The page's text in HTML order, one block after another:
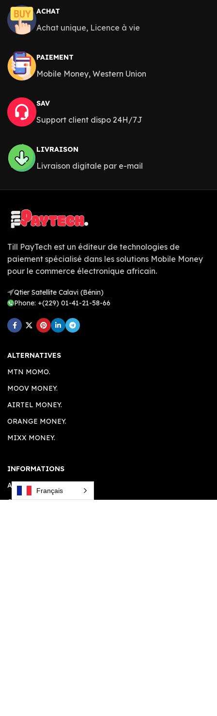
ACHAT
Achat unique, Licence à vie
PAIEMENT
Mobile Money, Western Union
SAV
Support client dispo 24H/7J
LIVRAISON
Livraison digitale par e-mail
Till PayTech est un éditeur de technologies de
paiement spécialisé dans les solutions Mobile Money
pour le commerce électronique africain.
Qtier Satellite Calavi (Bénin)
Phone: +(229) 01-41-21-58-66
ALTERNATIVES
MTN MOMO.
MOOV MONEY.
AIRTEL MONEY.
ORANGE MONEY.
MIXX MONEY.
INFORMATIONS
A PROPOS.
CONTACT.
Français